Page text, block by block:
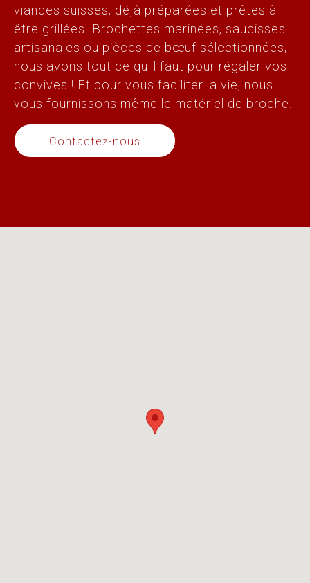
viandes suisses, déjà préparées et prêtes à
être grillées. Brochettes marinées, saucisses
artisanales ou pièces de bœuf sélectionnées,
nous avons tout ce qu'il faut pour régaler vos
convives ! Et pour vous faciliter la vie, nous
vous fournissons même le matériel de broche.
Contactez-nous